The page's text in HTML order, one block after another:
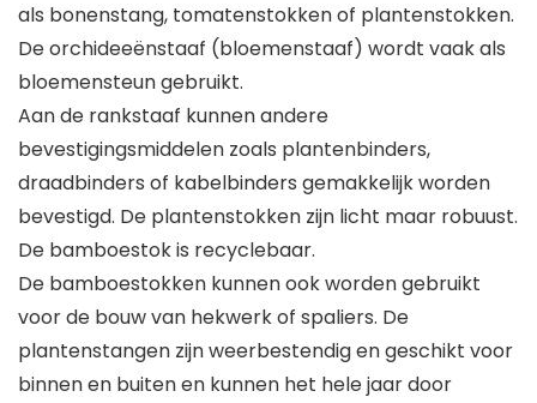
als bonenstang, tomatenstokken of plantenstokken.
De orchideeënstaaf (bloemenstaaf) wordt vaak als
bloemensteun gebruikt.
Aan de rankstaaf kunnen andere
bevestigingsmiddelen zoals plantenbinders,
draadbinders of kabelbinders gemakkelijk worden
bevestigd. De plantenstokken zijn licht maar robuust.
De bamboestok is recyclebaar.
De bamboestokken kunnen ook worden gebruikt
voor de bouw van hekwerk of spaliers. De
plantenstangen zijn weerbestendig en geschikt voor
binnen en buiten en kunnen het hele jaar door